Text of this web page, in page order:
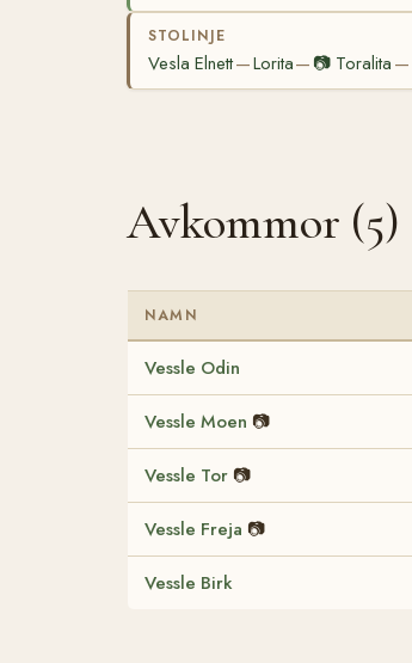
STOLINJE
Vesla Elnett—Lorita— 📷 Toralita —
Avkommor (5)
NAMN
Vessle Odin
Vessle Moen 📷
Vessle Tor 📷
Vessle Freja 📷
Vessle Birk